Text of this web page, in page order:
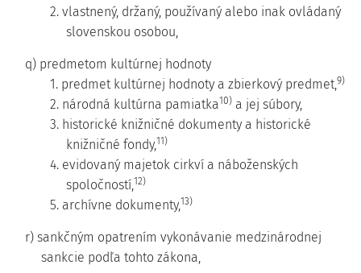
2. vlastnený, držaný, používaný alebo inak ovládaný
slovenskou osobou,
q) predmetom kultúrnej hodnoty
1. predmet kultúrnej hodnoty a zbierkový predmet,9)
2. národná kultúrna pamiatka10) a jej súbory,
3. historické knižničné dokumenty a historické
knižničné fondy,11)
4. evidovaný majetok cirkví a náboženských
spoločností,12)
5. archívne dokumenty,13)
r) sankčným opatrením vykonávanie medzinárodnej
sankcie podľa tohto zákona,